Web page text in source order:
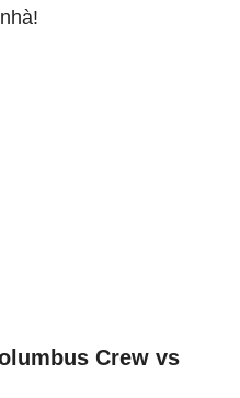
Crew vs